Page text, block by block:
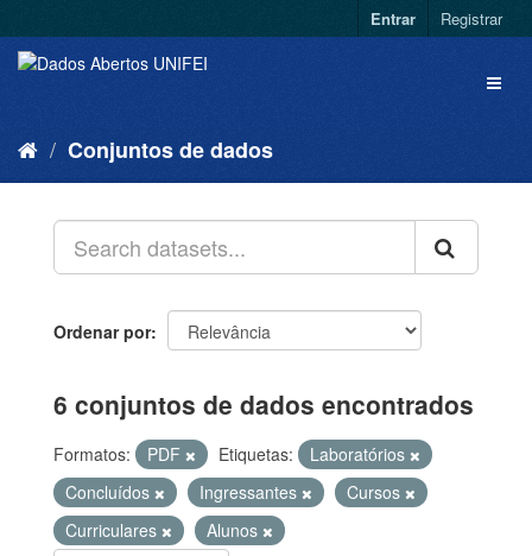
Entrar Registrar
Conjuntos de dados
Ordenar por
6 conjuntos de dados encontrados
Formatos: PDF Etiquetas:
Laboratórios
Concluídos
Ingressantes
Cursos
Curriculares
Alunos